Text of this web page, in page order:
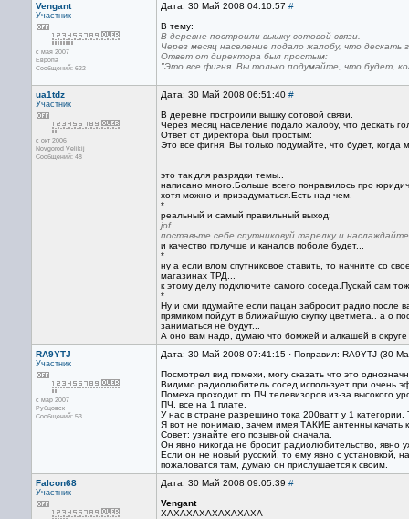
Vengant
Участник
с мая 2007
Европа
Сообщений: 622
Дата: 30 Май 2008 04:10:57 #
В тему:
В деревне построили вышку сотовой связи.
Через месяц население подало жалобу, что дескать
Ответ от директора был простым:
"Это все фигня. Вы только подумайте, что будет,
ua1tdz
Участник
с окт 2006
Novgorod Velikij
Сообщений: 48
Дата: 30 Май 2008 06:51:40 #
В деревне построили вышку сотовой связи.
Через месяц население подало жалобу, что дескать
Ответ от директора был простым:
Это все фигня. Вы только подумайте, что будет, когда
это так для разрядки темы..
написано много.Больше всего понравилось про
хотя можно и призадуматься.Есть над чем.
*
реальный и самый правильный выход:
jof
поставьте себе спутниковуй тарелку и
и качество получше и каналов поболе будет...
*
ну а если влом спутниковое ставить, то начните со
магазинах ТРД...
к этому делу подключите самого соседа.Пускай сам
*
Ну и сми пдумайте если пацан забросит радио,после
прямиком пойдут в ближайшую скупку цветмета.. а о
заниматься не будут...
А оно вам надо, думаю что бомжей и алкашей в округе
RA9YTJ
Участник
с мар 2007
Рубцовск
Сообщений: 53
Дата: 30 Май 2008 07:41:15 · Поправил: RA9YTJ (30
Посмотрел вид помехи, могу сказать что это
Видимо радиолюбитель сосед использует при очень
Помеха проходит по ПЧ телевизоров из-за высокого
ПЧ, все на 1 плате.
У нас в стране разрешино тока 200ватт у 1
Я вот не понимаю, зачем имея ТАКИЕ антенны качать
Совет: узнайте его позывной сначала.
Он явно никогда не бросит радиолюбительство, явно
Если он не новый русский, то ему явно с установкой,
пожаловатся там, думаю он прислушается к своим.
Falcon68
Участник
Дата: 30 Май 2008 09:05:39 #
Vengant
ХАХАХАХАХАХАХАХА